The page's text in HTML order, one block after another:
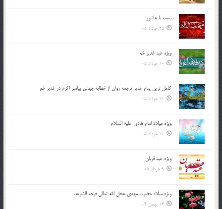
بیعت با عاشورا
25 خرداد 05
ویژه عید غدیر خم
10 خرداد 05
کامل ترین پیام غدیر ترجمه روان از خطابه جهانی پیامبر اکرم در غدیر خم
10 خرداد 05
ویژه میلاد امام هادی علیه السلام
10 خرداد 05
ویژه عید قربان
9 خرداد 05
ویژه میلاد حضرت مهدی عجل الله تعالی فرجه الشريف
13 بهمن 04